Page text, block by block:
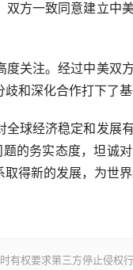
方一致同意建立中
注。经过中美双
和深化合作打下了基
球经济稳定和发展
的务实态度，坦诚
得新的发展，为世
有权要求第三方停止侵权行